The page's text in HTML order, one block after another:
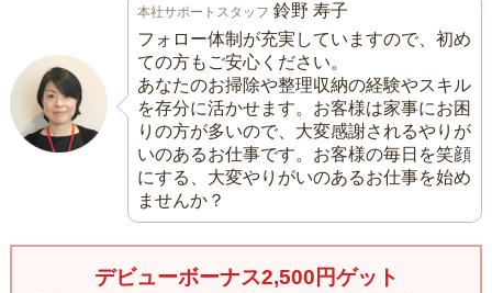
本社サポートスタッフ 鈴野 寿子
フォロー体制が充実していますので、初め
ての方もご安心ください。
あなたのお掃除や整理収納の経験やスキル
を存分に活かせます。お客様は家事にお困
りの方が多いので、大変感謝されるやりが
いのあるお仕事です。お客様の毎日を笑顔
にする、大変やりがいのあるお仕事を始め
ませんか？
デビューボーナス2,500円ゲット